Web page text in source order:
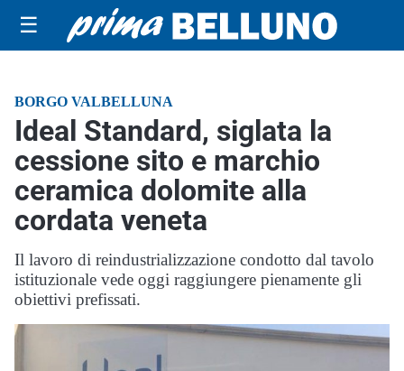
☰
BORGO VALBELLUNA
Ideal Standard, siglata la
cessione sito e marchio
ceramica dolomite alla
cordata veneta
Il lavoro di reindustrializzazione condotto dal tavolo
istituzionale vede oggi raggiungere pienamente gli
obiettivi prefissati.